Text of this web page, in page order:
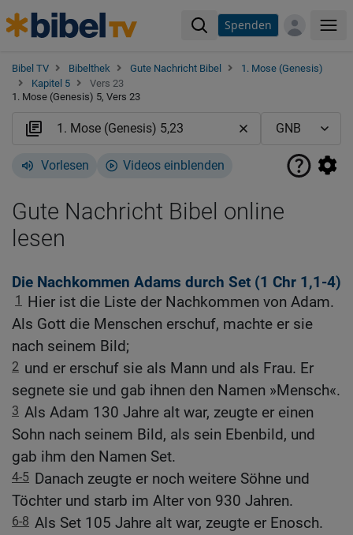
Spenden
Bibel TV Bibelthek Gute Nachricht Bibel
1. Mose (Genesis)
Kapitel 5
Vers 23
1. Mose (Genesis) 5, Vers 23
Vorlesen Videos einblenden
Gute Nachricht Bibel online
lesen
Die Nachkommen Adams durch Set (1 Chr 1,1-4)
1
Hier ist die Liste der Nachkommen von Adam.
Als Gott die Menschen erschuf, machte er sie
nach seinem Bild;
2 und er erschuf sie als Mann und als Frau. Er
segnete sie und gab ihnen den Namen »Mensch«.
3 Als Adam 130 Jahre alt war, zeugte er einen
Sohn nach seinem Bild, als sein Ebenbild, und
gab ihm den Namen Set.
4-5 Danach zeugte er noch weitere Söhne und
Töchter und starb im Alter von 930 Jahren.
6-8 Als Set 105 Jahre alt war, zeugte er Enosch.